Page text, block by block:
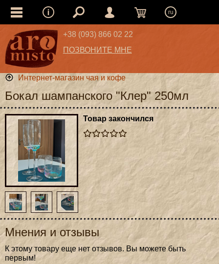
ru
+38 (093) 866 02 22
ПОЗВОНИТЕ МНЕ
Интернет-магазин чая и кофе
Бокал шампанского "Клер" 250мл
Товар закончился
Мнения и отзывы
К этому товару еще нет отзывов. Вы можете быть
первым!